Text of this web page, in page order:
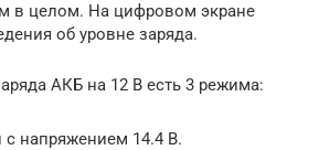
в целом. На цифровом экране
об уровне заряда.
АКБ на 12 В есть 3 режима:
напряжением 14.4 В.